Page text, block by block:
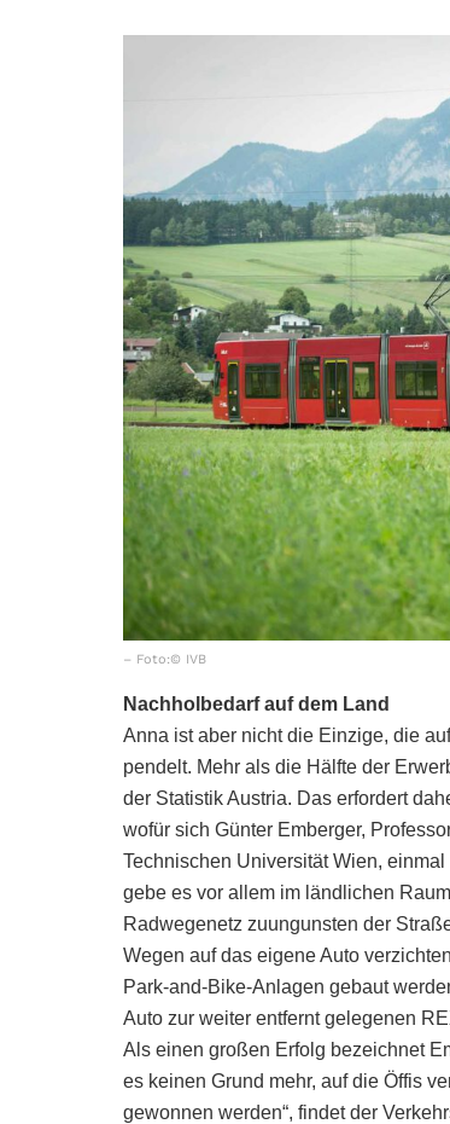
– Foto:© IVB
Nachholbedarf auf dem Land
Anna ist aber nicht die Einzige, die
pendelt. Mehr als die Hälfte der
der Statistik Austria. Das erfordert
wofür sich Günter Emberger,
Technischen Universität Wien,
gebe es vor allem im ländlichen
Radwegenetz zuungunsten der
Wegen auf das eigene Auto
Park-and-Bike-Anlagen gebaut
Auto zur weiter entfernt gelegenen
Als einen großen Erfolg bezeichnet
es keinen Grund mehr, auf die Öffis
gewonnen werden“, findet der